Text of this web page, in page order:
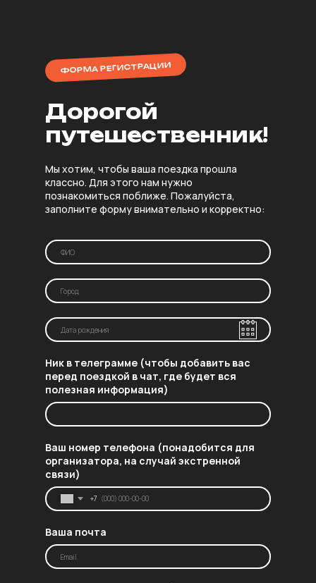
Ник в телеграмме (чтобы добавить вас
перед поездкой в чат, где будет вся
полезная информация)
Ваш номер телефона (понадобится для
организатора, на случай экстренной
связи)
+7
Ваша почта
Дорогой
путешественник!
ФОРМА РЕГИСТРАЦИИ
Мы хотим, чтобы ваша поездка прошла
классно. Для этого нам нужно
познакомиться поближе. Пожалуйста,
заполните форму внимательно и корректно: